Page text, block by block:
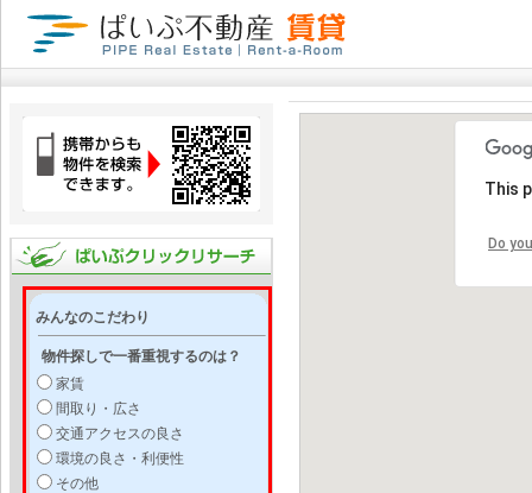
みんなのこだわり
物件探しで一番重視するのは？
家賃
間取り・広さ
交通アクセスの良さ
環境の良さ・利便性
その他
This
Do